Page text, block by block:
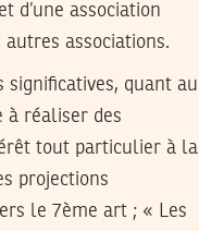
d’une association
associations.
significatives, quant au
à réaliser des
tout particulier à la
projections
le 7ème art ; « Les